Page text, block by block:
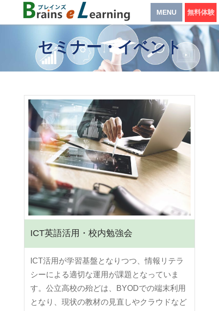
セミナー・イベント
ICT英語活用・校内勉強会
ICT活用が学習基盤となりつつ、情報リテラ
シーによる適切な運用が課題となっていま
す。公立高校の殆どは、BYODでの端末利用
となり、現状の教材の見直しやクラウドなど
MENU 無料体験